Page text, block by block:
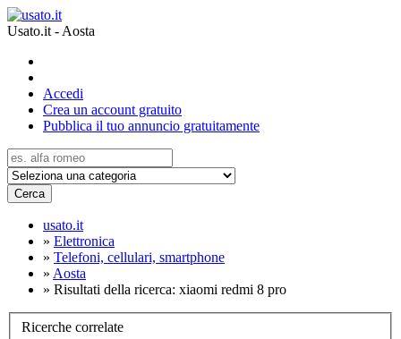
Usato.it - Aosta
Accedi
Crea un account gratuito
Pubblica il tuo annuncio gratuitamente
Cerca
usato.it
» Elettronica
» Telefoni, cellulari, smartphone
» Aosta
» Risultati della ricerca: xiaomi redmi 8 pro
Ricerche correlate